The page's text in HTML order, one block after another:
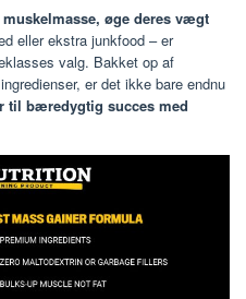
øge deres vægt
eller ekstra junkfood – er
valg. Bakket op af
er det ikke bare endnu
til bæredygtig succes med